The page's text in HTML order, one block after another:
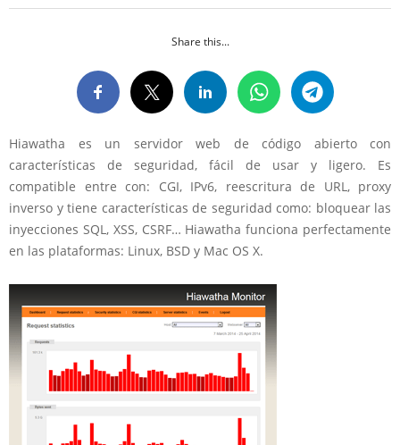
Share this...
Hiawatha es un servidor web de código abierto con
características de seguridad, fácil de usar y ligero. Es
compatible entre con: CGI, IPv6, reescritura de URL, proxy
inverso y tiene características de seguridad como: bloquear las
inyecciones SQL, XSS, CSRF… Hiawatha funciona perfectamente
en las plataformas: Linux, BSD y Mac OS X.